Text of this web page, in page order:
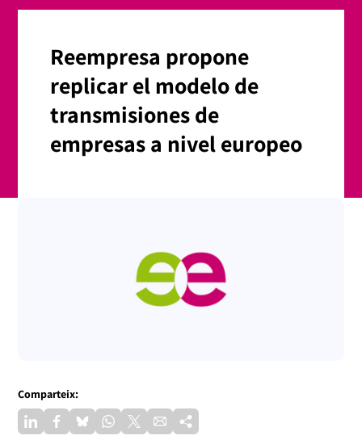
Reempresa propone
replicar el modelo de
transmisiones de
empresas a nivel europeo
Comparteix: